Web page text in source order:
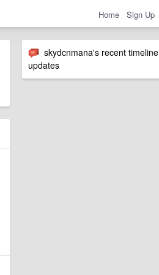
Home Sign Up
skydcnmana's recent timeline
updates